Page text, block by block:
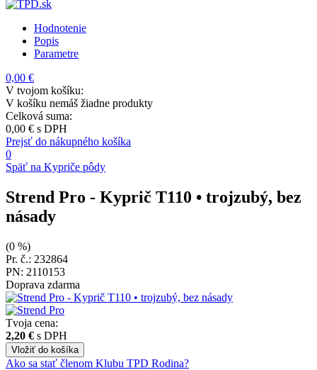
Hodnotenie
Popis
Parametre
0,00 €
V tvojom košíku:
V košíku nemáš žiadne produkty
Celková suma:
0,00 € s DPH
Prejsť do nákupného košíka
0
Späť na Kypriče pôdy
Strend Pro - Kyprič T110 • trojzubý, bez
násady
(0 %)
Pr. č.: 232864
PN: 2110153
Doprava zdarma
Tvoja cena:
2,20 € s DPH
Vložiť do košíka
Ako sa stať členom Klubu TPD Rodina?